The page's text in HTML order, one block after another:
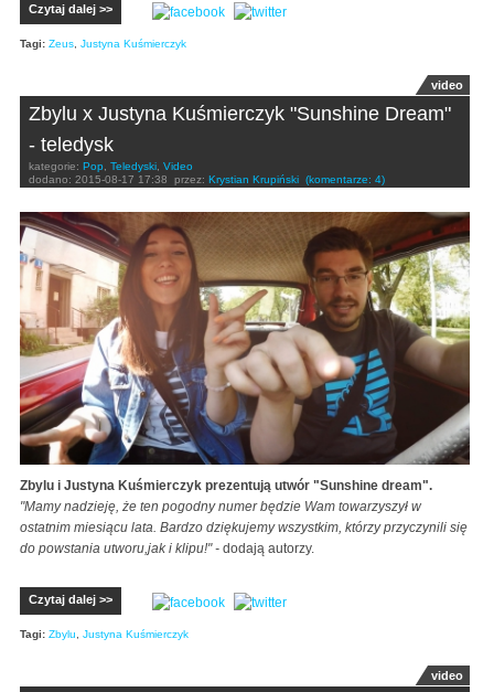
Czytaj dalej >>
Tagi: Zeus Justyna Kuśmierczyk
video
Zbylu x Justyna Kuśmierczyk "Sunshine Dream"
- teledysk
kategorie: Pop Teledyski Video
dodano: 2015-08-17 17:38 przez: Krystian Krupiński (komentarze: 4)
Zbylu i Justyna Kuśmierczyk prezentują utwór "Sunshine dream".
"Mamy nadzieję, że ten pogodny numer będzie Wam towarzyszył w
ostatnim miesiącu lata. Bardzo dziękujemy wszystkim, którzy przyczynili się
do powstania utworu,jak i klipu!" - dodają autorzy.
Czytaj dalej >>
Tagi: Zbylu, Justyna Kuśmierczyk
video